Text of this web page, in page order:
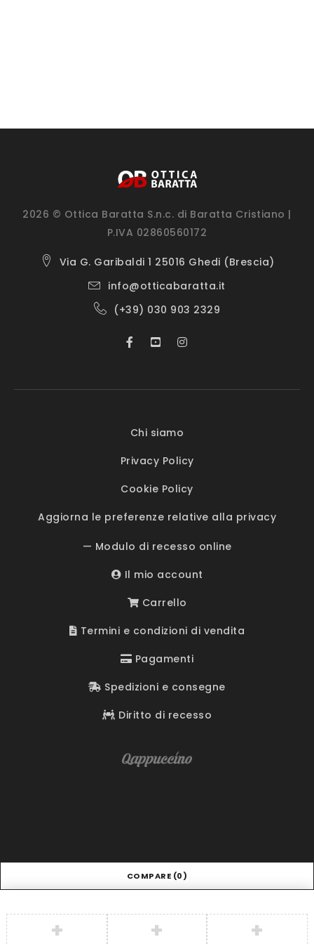
2026 © Ottica Baratta S.n.c. di Baratta Cristiano |
P.IVA 02860560172
Via G. Garibaldi 1 25016 Ghedi (Brescia)
info@otticabaratta.it
(+39) 030 903 2329
Chi siamo
Privacy Policy
Cookie Policy
Aggiorna le preferenze relative alla privacy
— Modulo di recesso online
Il mio account
Carrello
Termini e condizioni di vendita
Pagamenti
Spedizioni e consegne
Diritto di recesso
COMPARE (0)